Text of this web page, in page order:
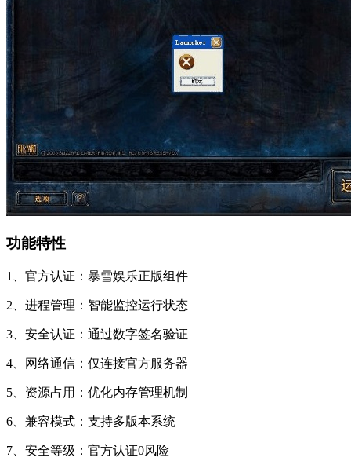
功能特性
1、官方认证：暴雪娱乐正版组件
2、进程管理：智能监控运行状态
3、安全认证：通过数字签名验证
4、网络通信：仅连接官方服务器
5、资源占用：优化内存管理机制
6、兼容模式：支持多版本系统
7、安全等级：官方认证0风险